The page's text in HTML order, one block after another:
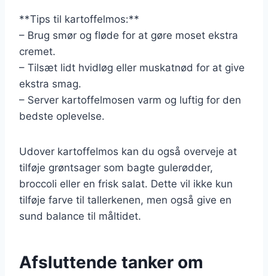
**Tips til kartoffelmos:**
– Brug smør og fløde for at gøre moset ekstra
cremet.
– Tilsæt lidt hvidløg eller muskatnød for at give
ekstra smag.
– Server kartoffelmosen varm og luftig for den
bedste oplevelse.
Udover kartoffelmos kan du også overveje at
tilføje grøntsager som bagte gulerødder,
broccoli eller en frisk salat. Dette vil ikke kun
tilføje farve til tallerkenen, men også give en
sund balance til måltidet.
Afsluttende tanker om